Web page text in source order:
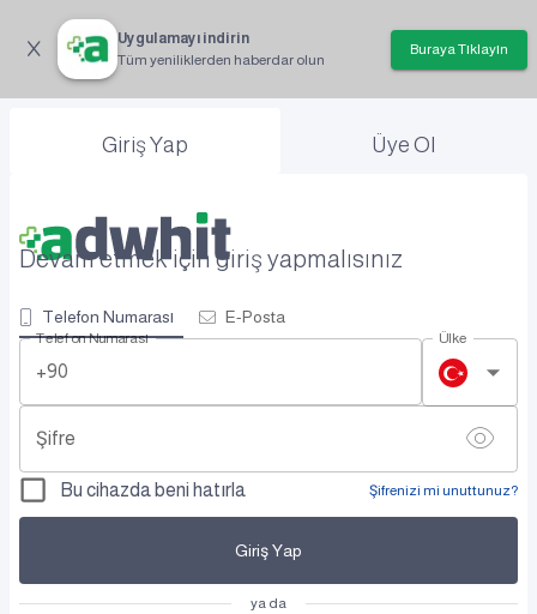
Uygulamayı indirin
Tüm yeniliklerden haberdar olun
Buraya Tıklayın
Giriş Yap Üye Ol
Devam etmek için giriş yapmalısınız
Telefon Numarası E-Posta
Telefon Numarası
+90
Ülke
Şifre
Bu cihazda beni hatırla Şifrenizi mi unuttunuz?
Giriş Yap
ya da